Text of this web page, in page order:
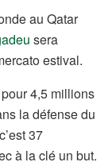
au Qatar
sera
estival.
4,5 millions
la défense du
37
à la clé un but.